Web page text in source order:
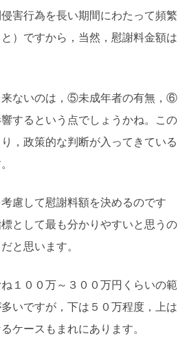
害行為を長い期間にわたって頻繁
）ですから，当然，慰謝料金額は
来ないのは，⑤未成年者の有無，⑥
するという点でしょうかね。この
，政策的な判断が入ってきている
慮して慰謝料額を決めるのです
として最も分かりやすいと思うの
と思います。
１００万～３００万円くらいの範
いですが，下は５０万程度，上は
ケースもまれにあります。